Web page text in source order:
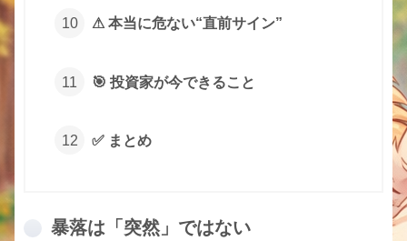
⚠ 本当に危ない“直前サイン”
🎯 投資家が今できること
✅ まとめ
暴落は「突然」ではない